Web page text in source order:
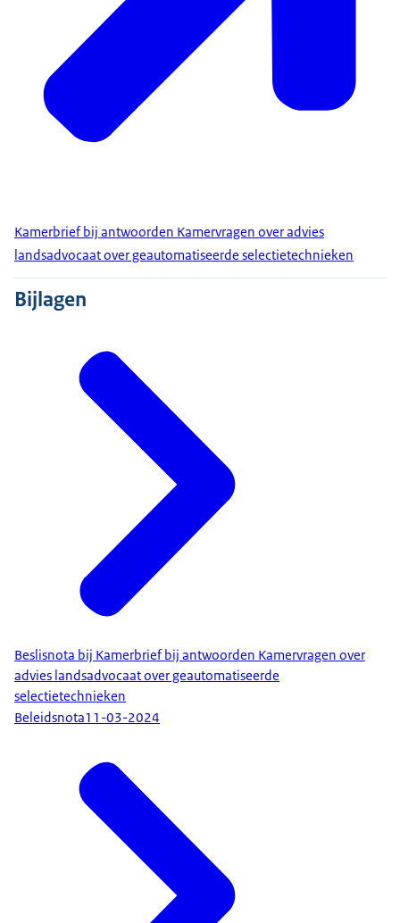
Kamerbrief bij antwoorden Kamervragen over advies
landsadvocaat over geautomatiseerde selectietechnieken
Bijlagen
Beslisnota bij Kamerbrief bij antwoorden Kamervragen over
advies landsadvocaat over geautomatiseerde
selectietechnieken
Beleidsnota11-03-2024